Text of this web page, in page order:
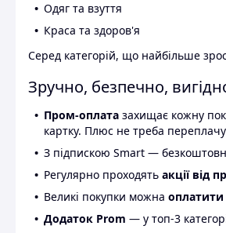
Одяг та взуття
Краса та здоров'я
Серед категорій, що найбільше
Зручно, безпечно,
Пром-оплата захищає кожну
картку. Плюс не треба
З підпискою Smart —
Регулярно проходять акції від
Великі покупки можна
Додаток Prom — у топ-3